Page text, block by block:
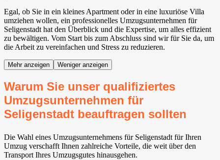
Egal, ob Sie in ein kleines Apartment oder in eine luxuriöse Villa
umziehen wollen, ein professionelles Umzugsunternehmen für
Seligenstadt hat den Überblick und die Expertise, um alles effizient
zu bewältigen. Vom Start bis zum Abschluss sind wir für Sie da, um
die Arbeit zu vereinfachen und Stress zu reduzieren.
Mehr anzeigen Weniger anzeigen
Warum Sie unser qualifiziertes
Umzugsunternehmen für
Seligenstadt beauftragen sollten
Die Wahl eines Umzugsunternehmens für Seligenstadt für Ihren
Umzug verschafft Ihnen zahlreiche Vorteile, die weit über den
Transport Ihres Umzugsgutes hinausgehen.